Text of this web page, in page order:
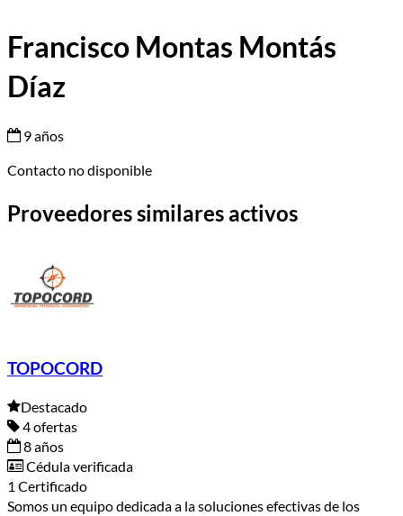
Francisco Montas Montás
Díaz
9 años
Contacto no disponible
Proveedores similares activos
TOPOCORD
Destacado
4 ofertas
8 años
Cédula verificada
1 Certificado
Somos un equipo dedicada a la soluciones efectivas de los